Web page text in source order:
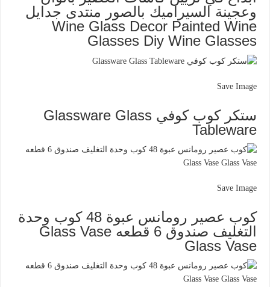
وعجينة السيراميك بالصور منتدى جدايل
Wine Glass Decor Painted Wine
Glasses Diy Wine Glasses
Save Image
ستكر كوب كوفي Glassware Glass
Tableware
Save Image
كوب عصير رومانس عبوة 48 كوب وحدة
التغليف صندوق 6 قطعه Glass Vase
Glass Vase